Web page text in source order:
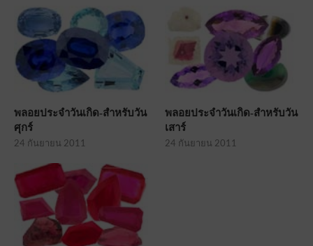
พลอยประจำวันเกิด-สำหรับวัน
ศุกร์
24 กันยายน 2011
พลอยประจำวันเกิด-สำหรับวัน
เสาร์
24 กันยายน 2011